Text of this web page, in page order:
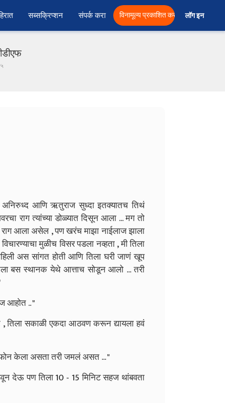
सब्सक्रिप्शन संपर्क करा विनामूल्य प्रकाशित करा लॉग इन
आणि ऋतुराज सुध्दा इतक्यातच तिथं
राग त्यांच्या डोळ्यात दिसून आला ... मग तो
आला असेल , पण खरंच माझा नाईलाज झाला
मुळीच विसर पडला नव्हता , मी तिला
अस सांगत होती आणि तिला घरी जाणं खूप
बस स्थानक येथे आत्ताच सोडून आलो ... तरी
आहोत .. "
, तिला सकाळी एकदा आठवण करून द्यायला हवं
केला असता तरी जमलं असत ... "
देऊ पण तिला 10 - 15 मिनिट सहज थांबवता